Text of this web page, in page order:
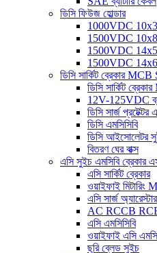
ডিসি ফিউজ হোল্ডার
1000VDC
1500VDC
1500VDC
1500VDC
ডিসি সার্কিট ব্রেকার
ডিসি সার্কিট
12V-125VDC
ডিসি সার্জ প্রটেক্টর
ডিসি এমসিসিবি
ডিসি আইসোলেটর
বিতরণ ঘের বাক্স
এসি সুইচ এমসিবি ব্রেকার
এসি সার্কিট ব্রেকার
ওয়াইফাই মিটারিং
এসি সার্জ
AC RCCB
এসি এমসিসিবি
ওয়াইফাই এসি
ছুরি ব্লেড সুইচ